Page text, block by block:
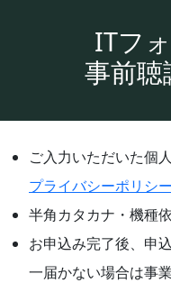
ITフ
事前聴
ご入力いただいた個
プライバシーポリシー
半角カタカナ・機種
お申込み完了後、申
一届かない場合は事